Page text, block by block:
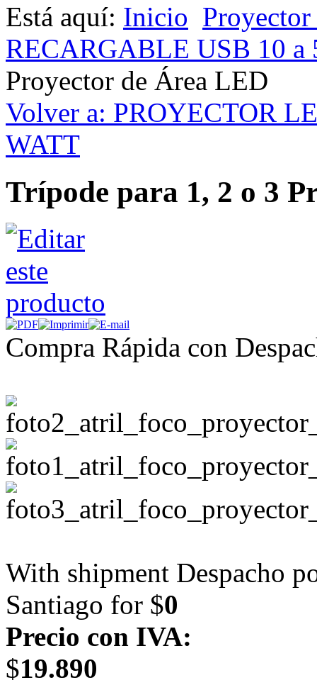
Está aquí: Inicio
RECARGABLE USB 10 a
Proyector de Área LED
Volver a: PROYECTOR
WATT
Trípode para 1, 2 o 3
Compra Rápida con
With shipment Despacho
Santiago for $0
Precio con IVA:
$19.890